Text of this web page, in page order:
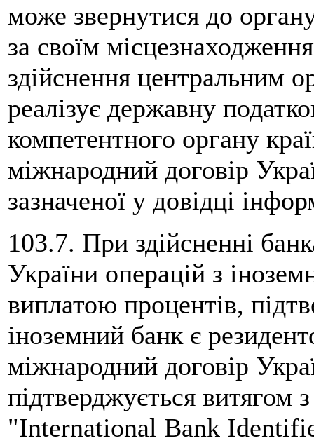
може звернутися до
за своїм
здійснення центральним
реалізує державну
компетентного органу
міжнародний договір
зазначеної у довідці
103.7. При здійсненні
України операцій з
виплатою процентів,
іноземний банк є
міжнародний договір
підтверджується витягом
"International Bank